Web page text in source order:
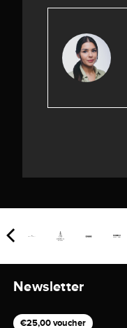
Newsletter
€25,00 voucher